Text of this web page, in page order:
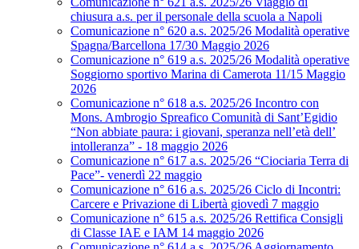
chiusura a.s. per il personale della scuola a Napoli
Comunicazione n° 620 a.s. 2025/26 Modalità operative
Spagna/Barcellona 17/30 Maggio 2026
Comunicazione n° 619 a.s. 2025/26 Modalità operative
Soggiorno sportivo Marina di Camerota 11/15 Maggio
2026
Comunicazione n° 618 a.s. 2025/26 Incontro con
Mons. Ambrogio Spreafico Comunità di Sant’Egidio
“Non abbiate paura: i giovani, speranza nell’età dell’
intolleranza” - 18 maggio 2026
Comunicazione n° 617 a.s. 2025/26 “Ciociaria Terra di
Pace”- venerdì 22 maggio
Comunicazione n° 616 a.s. 2025/26 Ciclo di Incontri:
Carcere e Privazione di Libertà giovedì 7 maggio
Comunicazione n° 615 a.s. 2025/26 Rettifica Consigli
di Classe IAE e IAM 14 maggio 2026